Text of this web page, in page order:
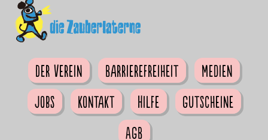
Der Verein Barrierefreiheit
Medien
Jobs
Kontakt Hilfe
Gutscheine
AGB